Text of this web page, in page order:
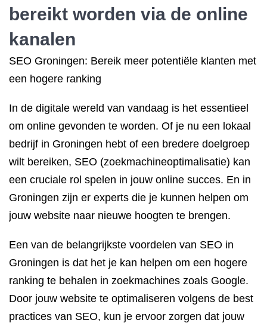
bereikt worden via de online
kanalen
SEO Groningen: Bereik meer potentiële klanten met
een hogere ranking
In de digitale wereld van vandaag is het essentieel
om online gevonden te worden. Of je nu een lokaal
bedrijf in Groningen hebt of een bredere doelgroep
wilt bereiken, SEO (zoekmachineoptimalisatie) kan
een cruciale rol spelen in jouw online succes. En in
Groningen zijn er experts die je kunnen helpen om
jouw website naar nieuwe hoogten te brengen.
Een van de belangrijkste voordelen van SEO in
Groningen is dat het je kan helpen om een hogere
ranking te behalen in zoekmachines zoals Google.
Door jouw website te optimaliseren volgens de best
practices van SEO, kun je ervoor zorgen dat jouw